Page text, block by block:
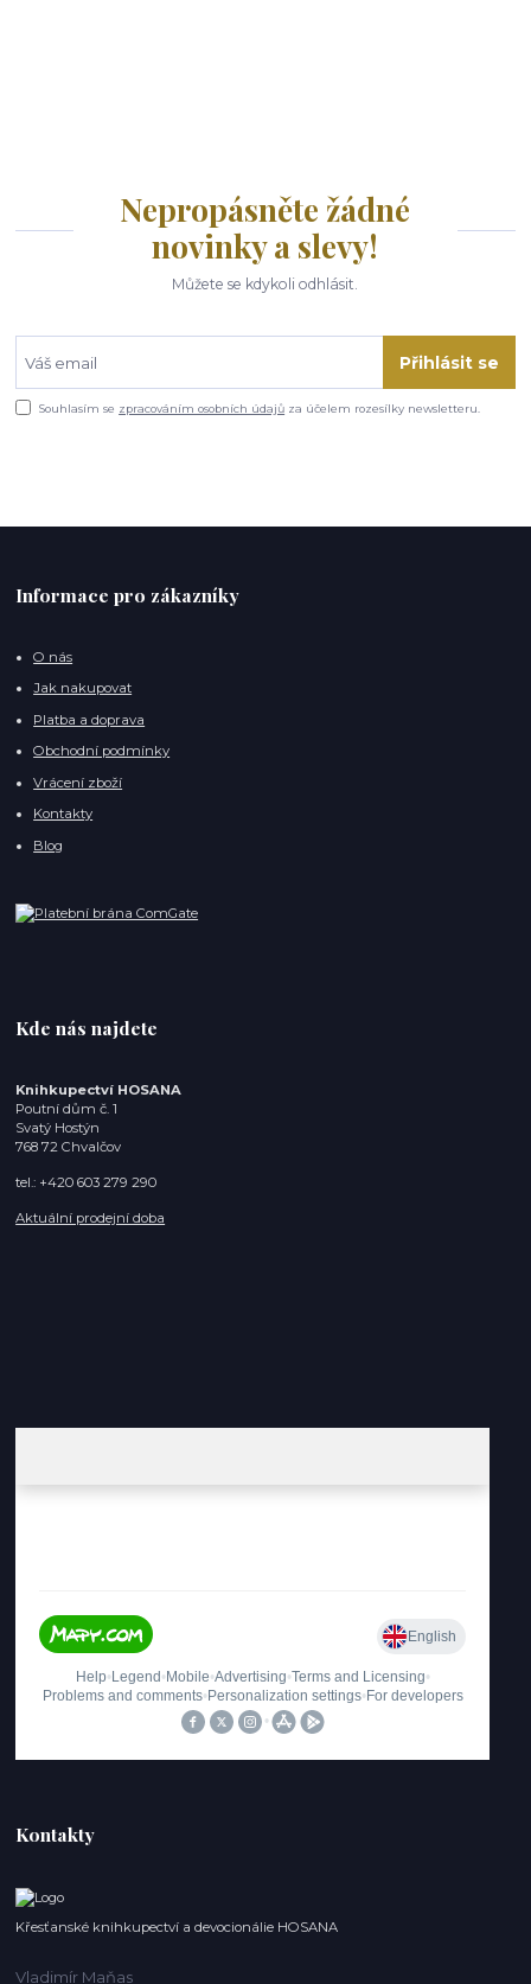
Nepropásněte žádné
novinky a slevy!
Můžete se kdykoli odhlásit.
Přihlásit se
Souhlasím se zpracováním osobních údajů za účelem rozesílky newsletteru.
Informace pro zákazníky
O nás
Jak nakupovat
Platba a doprava
Obchodní podmínky
Vrácení zboží
Kontakty
Blog
Kde nás najdete
Knihkupectví HOSANA
Poutní dům č. 1
Svatý Hostýn
768 72 Chvalčov
tel.: +420 603 279 290
Aktuální prodejní doba
Kontakty
Křesťanské knihkupectví a devocionálie HOSANA
Vladimír Maňas